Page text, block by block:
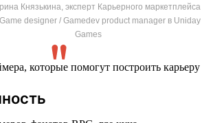
Князькина, эксперт Карьерного маркетплейса
designer / Gamedev product manager в Uniday
Games